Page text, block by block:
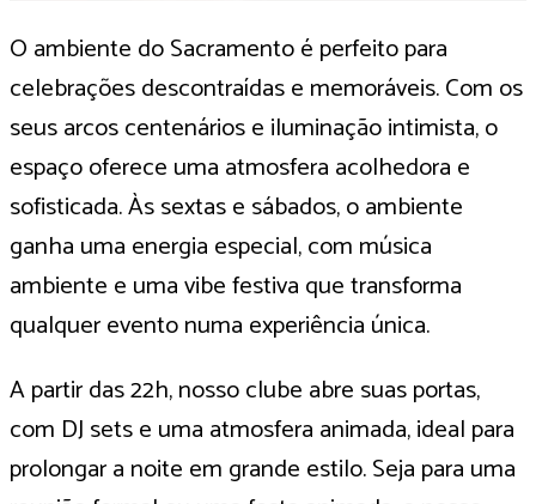
O ambiente do Sacramento é perfeito para
celebrações descontraídas e memoráveis. Com os
seus arcos centenários e iluminação intimista, o
espaço oferece uma atmosfera acolhedora e
sofisticada. Às sextas e sábados, o ambiente
ganha uma energia especial, com música
ambiente e uma vibe festiva que transforma
qualquer evento numa experiência única.
A partir das 22h, nosso clube abre suas portas,
com DJ sets e uma atmosfera animada, ideal para
prolongar a noite em grande estilo. Seja para uma